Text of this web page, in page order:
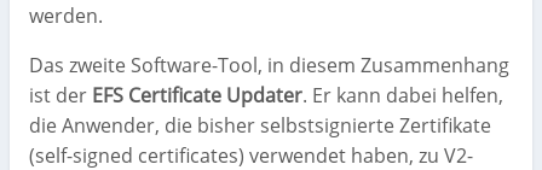
werden.
Das zweite Software-Tool, in diesem Zusammenhang
ist der EFS Certificate Updater. Er kann dabei helfen,
die Anwender, die bisher selbstsignierte Zertifikate
(self-signed certificates) verwendet haben, zu V2-